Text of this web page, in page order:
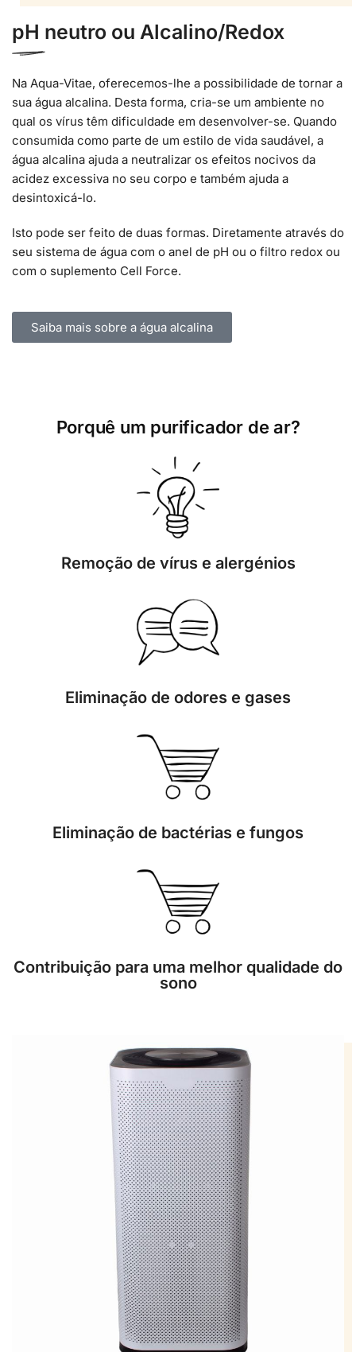
pH neutro ou Alcalino/Redox
Na Aqua-Vitae, oferecemos-lhe a possibilidade de tornar a
sua água alcalina. Desta forma, cria-se um ambiente no
qual os vírus têm dificuldade em desenvolver-se. Quando
consumida como parte de um estilo de vida saudável, a
água alcalina ajuda a neutralizar os efeitos nocivos da
acidez excessiva no seu corpo e também ajuda a
desintoxicá-lo.
Isto pode ser feito de duas formas. Diretamente através do
seu sistema de água com o anel de pH ou o filtro redox ou
com o suplemento Cell Force.
Saiba mais sobre a água alcalina
Porquê um purificador de ar?
Remoção de vírus e alergénios
Eliminação de odores e gases
Eliminação de bactérias e fungos
Contribuição para uma melhor qualidade do
sono